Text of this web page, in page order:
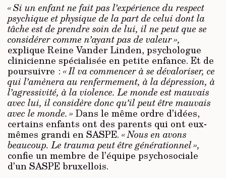
« Si un enfant ne fait pas l’expérience du respect
psychique et physique de la part de celui dont la
tâche est de prendre soin de lui, il ne peut que se
considérer comme n’ayant pas de valeur »,
explique Reine Vander Linden, psychologue
clinicienne spécialisée en petite enfance. Et de
poursuivre : « Il va commencer à se dévaloriser, ce
qui l’amènera au renfermement, à la dépression, à
l’agressivité, à la violence. Le monde est mauvais
avec lui, il considère donc qu’il peut être mauvais
avec le monde. » Dans le même ordre d’idées,
certains enfants ont des parents qui ont eux-
mêmes grandi en SASPE. « Nous en avons
beaucoup. Le trauma peut être générationnel »,
confie un membre de l’équipe psychosociale
d’un SASPE bruxellois.